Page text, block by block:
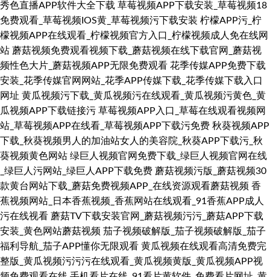
秀色直播APP软件大全下载 草莓视频APP下载安装_草莓视频18
免费观看_草莓视频IOS黄_草莓视频污下载安装 柠檬APP污_柠
檬视频APP在线观看_柠檬视频官方入口_柠檬视频成人免在线网
站 蘑菇视频免费观看视频下载_蘑菇视频在线下载官网_蘑菇视
频性色大片_蘑菇视频APP无限免费观看 花季传媒APP免费下载
安装_花季传媒官网网站_花季APP传媒下载_花季传媒下载入口
网址 黄瓜视频污下载_黄瓜视频污在线观看_黄瓜视频污黄色_黄
瓜视频APP下载链接污 草莓视频APP入口_草莓在线观看视频网
站_草莓视频APP在线看_草莓视频APP下载污免费 秋葵视频APP
下载_秋葵视频男人的加油站女人的美容院_秋葵APP下载污_秋
葵视频黄色网站 绿巨人视频官网免费下载_绿巨人视频官网在线
_绿巨人污网站_绿巨人APP下载免费 蘑菇视频污版_蘑菇视频30
款黄台网站下载_蘑菇免费视频APP_在线资源观看蘑菇视频 香
蕉视频网站_日本香蕉视频_香蕉网站在线观看_91香蕉APP成人
污在线视看 蘑菇TV下载安装官网_蘑菇视频污污_蘑菇APP下载
安装_黄色网站蘑菇视频 茄子视频破解版_茄子视频破解版_茄子
福利导航_茄子APP懂你无限观看 黄瓜视频在线观看高清免费完
整版_黄瓜视频污污污在线观看_黄瓜视频黄版_黄瓜视频APP视